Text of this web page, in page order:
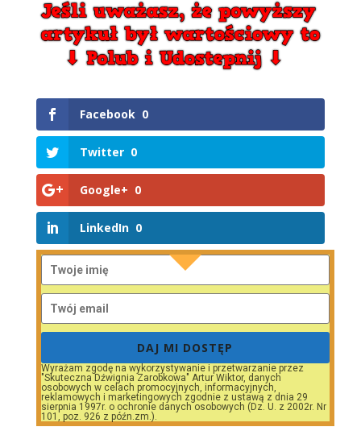
Facebook 0
Twitter 0
Google+ 0
LinkedIn 0
DAJ MI DOSTĘP
Wyrażam zgodę na wykorzystywanie i przetwarzanie przez
"Skuteczna Dźwignia Zarobkowa" Artur Wiktor, danych
osobowych w celach promocyjnych, informacyjnych,
reklamowych i marketingowych zgodnie z ustawą z dnia 29
sierpnia 1997r. o ochronie danych osobowych (Dz. U. z 2002r. Nr
101, poz. 926 z późn.zm.).